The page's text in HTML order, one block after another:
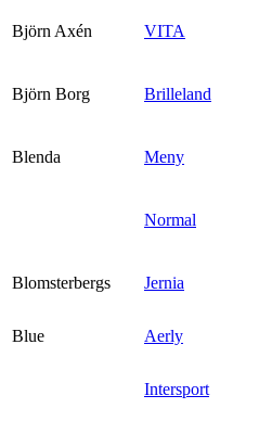
Björn Axén VITA
Björn Borg Brilleland
Blenda Meny
Normal
Blomsterbergs Jernia
Blue
Aerly
Intersport